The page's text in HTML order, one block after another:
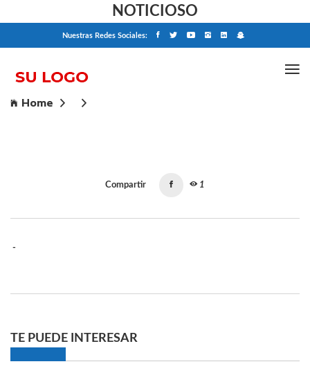
NOTICIOSO
Nuestras Redes Sociales:
Home
Compartir 1
-
TE PUEDE INTERESAR